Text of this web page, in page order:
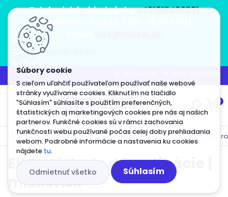
S cieľom uľahčiť používateľom používať naše webové
stránky využívame cookies. Kliknutím na tlačidlo
"Súhlasím" súhlasíte s použitím preferenčných,
štatistických aj marketingových cookies pre nás aj našich
partnerov. Funkčné cookies sú v rámci zachovania
funkčnosti webu používané počas celej doby prehliadania
webom. Podrobné informácie a nastavenia ku cookies
nájdete tu.
Odmietnuť všetko Súhlasím
Telefonická objednávka+421915493531
(Pondelok - Piatok: 7:00 - 15:30 hod)
0
Úvod Diagnostika Diagnostické prístroje EKG
EKG prístroje do ordinácie |
mixxer.sk
<script src="https://static.elfsight.com/platform/
<script src="https://static.elfsight.com/platform/
<script src="https://static.elfsight.com/platform/